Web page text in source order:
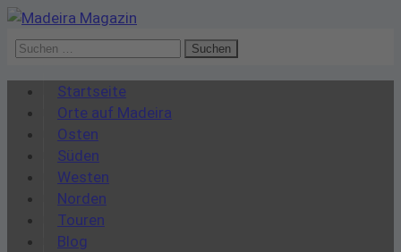
Suchen
Startseite
Orte auf Madeira
Osten
Süden
Westen
Norden
Touren
Blog